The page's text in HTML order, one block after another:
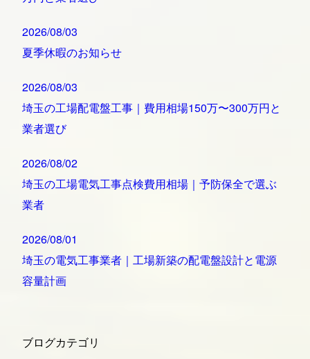
2026/08/03
夏季休暇のお知らせ
2026/08/03
埼玉の工場配電盤工事｜費用相場150万〜300万円と
業者選び
2026/08/02
埼玉の工場電気工事点検費用相場｜予防保全で選ぶ
業者
2026/08/01
埼玉の電気工事業者｜工場新築の配電盤設計と電源
容量計画
ブログカテゴリ